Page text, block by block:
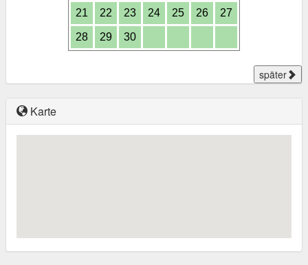
21 22 23 24 25 26 27
28 29 30
später
Karte